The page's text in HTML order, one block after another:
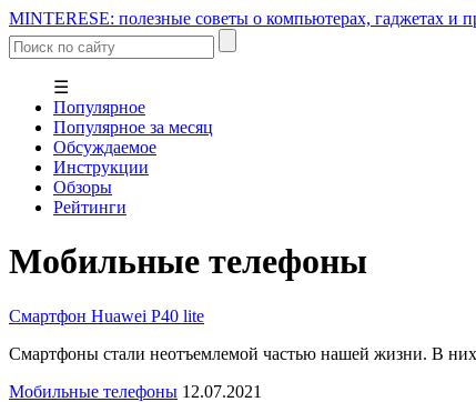
MINTERESE: полезные советы о компьютерах, гаджетах и
☰
Популярное
Популярное за месяц
Обсуждаемое
Инструкции
Обзоры
Рейтинги
Мобильные телефоны
Смартфон Huawei P40 lite
Смартфоны стали неотъемлемой частью нашей жизни. В
Мобильные телефоны 12.07.2021